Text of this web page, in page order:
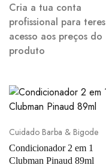
Cria a tua conta
profissional para teres
acesso aos preços do
produto
Cuidado Barba & Bigode
Condicionador 2 em 1
Clubman Pinaud 89ml